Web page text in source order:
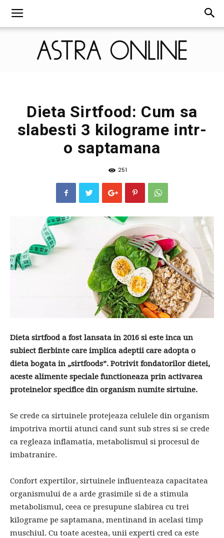
Online
Dieta Sirtfood: Cum sa
slabesti 3 kilograme intr-
o saptamana
251
Dieta sirtfood a fost lansata in 2016 si este inca un
subiect fierbinte care implica adeptii care adopta o
dieta bogata in „sirtfoods”. Potrivit fondatorilor dietei,
aceste alimente speciale functioneaza prin activarea
proteinelor specifice din organism numite sirtuine.
Se crede ca sirtuinele protejeaza celulele din organism
impotriva mortii atunci cand sunt sub stres si se crede
ca regleaza inflamatia, metabolismul si procesul de
imbatranire.
Confort expertilor, sirtuinele influenteaza capacitatea
organismului de a arde grasimile si de a stimula
metabolismul, ceea ce presupune slabirea cu trei
kilograme pe saptamana, mentinand in acelasi timp
muschiul. Cu toate acestea, unii experti cred ca este